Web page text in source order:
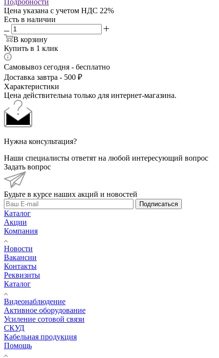
Цена указана с учетом НДС 22%
Есть в наличии
В корзину
Купить в 1 клик
Самовывоз сегодня - бесплатно
Доставка завтра - 500 ₽
Характеристики
Цена действительна только для интернет-магазина.
Нужна консультация?
Наши специалисты ответят на любой интересующий вопрос
Задать вопрос
Будьте в курсе наших акций и новостей
Подписаться
Каталог
Акции
Компания
Новости
Вакансии
Контакты
Реквизиты
Каталог
Видеонаблюдение
Активное оборудование
Усиление сотовой связи
СКУД
Кабельная продукция
Помощь